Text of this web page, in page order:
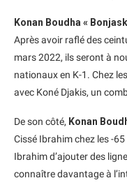
Konan Boudha «
Après avoir raflé des
mars 2022, ils seront à
nationaux en K-1. Chez
avec Koné Djakis, un
De son côté, Konan
Cissé Ibrahim chez les -
Ibrahim d’ajouter des
connaître davantage à